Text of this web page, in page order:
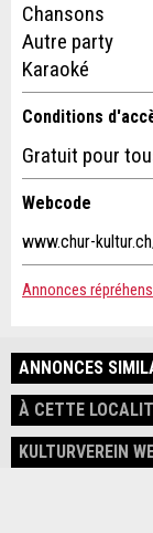
* Champ
Information:
mail est
Adresse
Chansons
Autre party
Karaoké
Conditions
Gratuit pour
Webcode
www.chur-
Annonces
ANNONCES
À CETTE
KULTURVEREIN